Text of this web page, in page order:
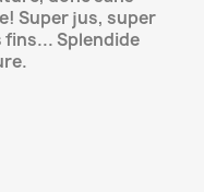
Super jus, super
Splendide